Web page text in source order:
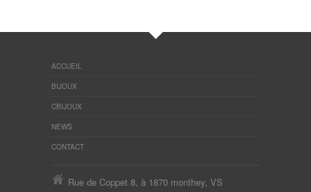
ACCUEIL
BIJOUX
CBIJOUX
NEWS
CONTACT
Rue de Coppet 8, à 1870 monthey, VS